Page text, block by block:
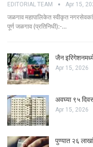
EDITORIAL TEAM Apr 15,
जळगाव महापालिकेत स्वीकृत
पूर्ण जळगाव (प्रतिनिधी):-…
जैन
Apr 15, 2026
अवघ्या ९५
Apr 15, 2026
पुण्यात २६